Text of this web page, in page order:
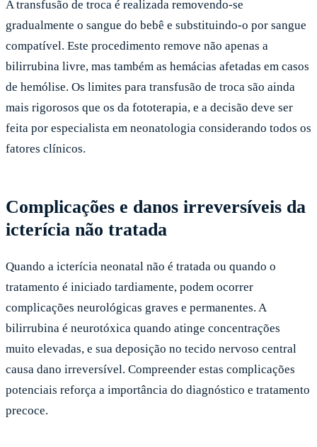
A transfusão de troca é realizada removendo-se
gradualmente o sangue do bebê e substituindo-o por sangue
compatível. Este procedimento remove não apenas a
bilirrubina livre, mas também as hemácias afetadas em casos
de hemólise. Os limites para transfusão de troca são ainda
mais rigorosos que os da fototerapia, e a decisão deve ser
feita por especialista em neonatologia considerando todos os
fatores clínicos.
Complicações e danos irreversíveis da
icterícia não tratada
Quando a icterícia neonatal não é tratada ou quando o
tratamento é iniciado tardiamente, podem ocorrer
complicações neurológicas graves e permanentes. A
bilirrubina é neurotóxica quando atinge concentrações
muito elevadas, e sua deposição no tecido nervoso central
causa dano irreversível. Compreender estas complicações
potenciais reforça a importância do diagnóstico e tratamento
precoce.